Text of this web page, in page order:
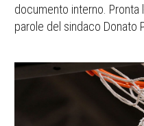
documento interno. Pronta
parole del sindaco Donato